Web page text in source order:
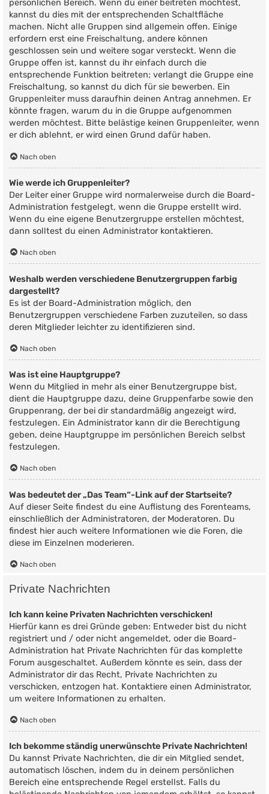
persönlichen Bereich. Wenn du einer beitreten möchtest,
kannst du dies mit der entsprechenden Schaltfläche
machen. Nicht alle Gruppen sind allgemein offen. Einige
erfordern erst eine Freischaltung, andere können
geschlossen sein und weitere sogar versteckt. Wenn die
Gruppe offen ist, kannst du ihr einfach durch die
entsprechende Funktion beitreten; verlangt die Gruppe eine
Freischaltung, so kannst du dich für sie bewerben. Ein
Gruppenleiter muss daraufhin deinen Antrag annehmen. Er
könnte fragen, warum du in die Gruppe aufgenommen
werden möchtest. Bitte belästige keinen Gruppenleiter, wenn
er dich ablehnt, er wird einen Grund dafür haben.
Nach oben
Wie werde ich Gruppenleiter?
Der Leiter einer Gruppe wird normalerweise durch die Board-
Administration festgelegt, wenn die Gruppe erstellt wird.
Wenn du eine eigene Benutzergruppe erstellen möchtest,
dann solltest du einen Administrator kontaktieren.
Nach oben
Weshalb werden verschiedene Benutzergruppen farbig
dargestellt?
Es ist der Board-Administration möglich, den
Benutzergruppen verschiedene Farben zuzuteilen, so dass
deren Mitglieder leichter zu identifizieren sind.
Nach oben
Was ist eine Hauptgruppe?
Wenn du Mitglied in mehr als einer Benutzergruppe bist,
dient die Hauptgruppe dazu, deine Gruppenfarbe sowie den
Gruppenrang, der bei dir standardmäßig angezeigt wird,
festzulegen. Ein Administrator kann dir die Berechtigung
geben, deine Hauptgruppe im persönlichen Bereich selbst
festzulegen.
Nach oben
Was bedeutet der „Das Team“-Link auf der Startseite?
Auf dieser Seite findest du eine Auflistung des Forenteams,
einschließlich der Administratoren, der Moderatoren. Du
findest hier auch weitere Informationen wie die Foren, die
diese im Einzelnen moderieren.
Nach oben
Private Nachrichten
Ich kann keine Privaten Nachrichten verschicken!
Hierfür kann es drei Gründe geben: Entweder bist du nicht
registriert und / oder nicht angemeldet, oder die Board-
Administration hat Private Nachrichten für das komplette
Forum ausgeschaltet. Außerdem könnte es sein, dass der
Administrator dir das Recht, Private Nachrichten zu
verschicken, entzogen hat. Kontaktiere einen Administrator,
um weitere Informationen zu erhalten.
Nach oben
Ich bekomme ständig unerwünschte Private Nachrichten!
Du kannst Private Nachrichten, die dir ein Mitglied sendet,
automatisch löschen, indem du in deinem persönlichen
Bereich eine entsprechende Regel erstellst. Falls du